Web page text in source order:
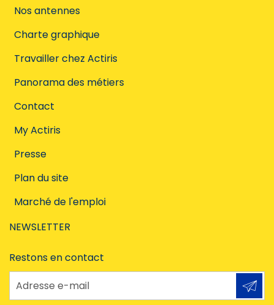
Nos antennes
Charte graphique
Travailler chez Actiris
Panorama des métiers
Contact
My Actiris
Presse
Plan du site
Marché de l'emploi
NEWSLETTER
Restons en contact
Adresse e-mail